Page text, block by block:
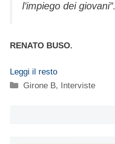
l’impiego dei giovani”.
RENATO BUSO.
Leggi il resto
Categorie
Girone B, Interviste